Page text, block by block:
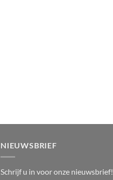
NIEUWSBRIEF
Schrijf u in voor onze nieuwsbrief!